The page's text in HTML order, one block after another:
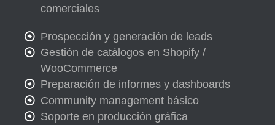
comerciales
Prospección y generación de leads
Gestión de catálogos en Shopify /
WooCommerce
Preparación de informes y dashboards
Community management básico
Soporte en producción gráfica